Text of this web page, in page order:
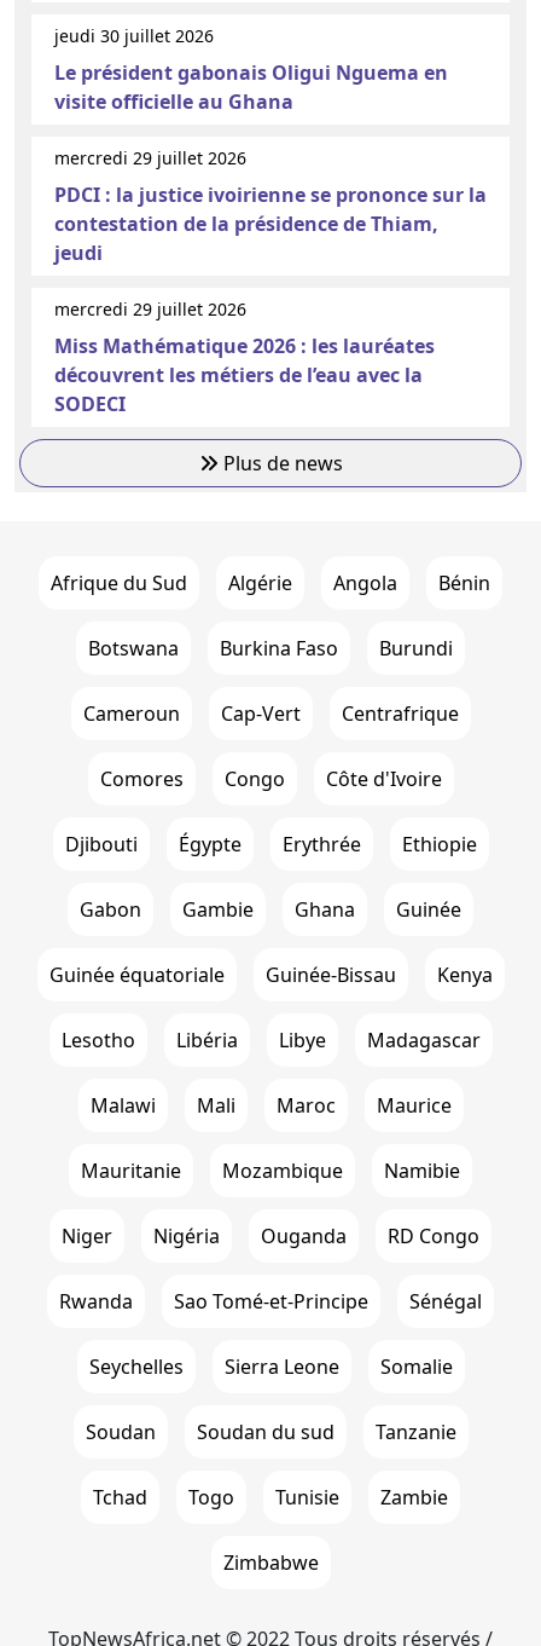
jeudi 30 juillet 2026
Le président gabonais Oligui Nguema en
visite officielle au Ghana
mercredi 29 juillet 2026
PDCI : la justice ivoirienne se prononce sur la
contestation de la présidence de Thiam,
jeudi
mercredi 29 juillet 2026
Miss Mathématique 2026 : les lauréates
découvrent les métiers de l’eau avec la
SODECI
Plus de news
Afrique du Sud Algérie Angola Bénin
Botswana Burkina Faso Burundi
Cameroun Cap-Vert Centrafrique
Comores Congo Côte d'Ivoire
Djibouti Égypte Erythrée Ethiopie
Gabon Gambie Ghana Guinée
Guinée équatoriale Guinée-Bissau Kenya
Lesotho Libéria Libye Madagascar
Malawi Mali Maroc Maurice
Mauritanie Mozambique Namibie
Niger Nigéria Ouganda RD Congo
Rwanda Sao Tomé-et-Principe Sénégal
Seychelles Sierra Leone Somalie
Soudan Soudan du sud Tanzanie
Tchad Togo Tunisie Zambie
Zimbabwe
TopNewsAfrica.net © 2022 Tous droits réservés /